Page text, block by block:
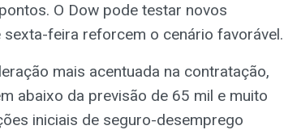
O Dow pode testar novos
feira reforcem o cenário favorável.
mais acentuada na contratação,
abaixo da previsão de 65 mil e muito
iniciais de seguro-desemprego